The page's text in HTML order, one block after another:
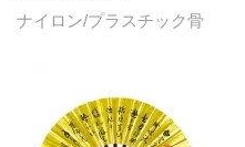
ナイロン/プラスチック骨